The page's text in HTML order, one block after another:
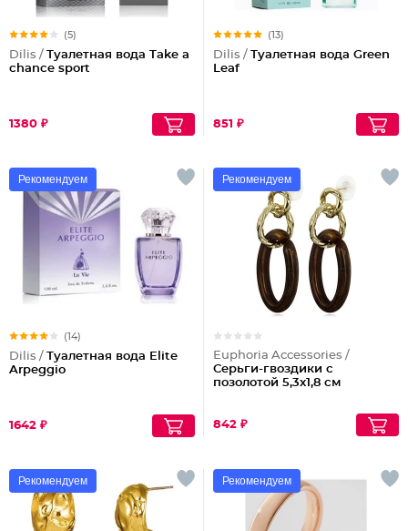
(5)
Dilis / Туалетная вода Take a
chance sport
1380 ₽
(13)
Dilis / Туалетная вода Green
Leaf
851 ₽
Рекомендуем
(14)
Dilis / Туалетная вода Elite
Arpeggio
1642 ₽
Рекомендуем
Euphoria Accessories /
Серьги-гвоздики с
позолотой 5,3x1,8 см
842 ₽
Рекомендуем Рекомендуем